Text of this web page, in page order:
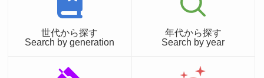
世代から探す
Search by generation
年代から探す
Search by year